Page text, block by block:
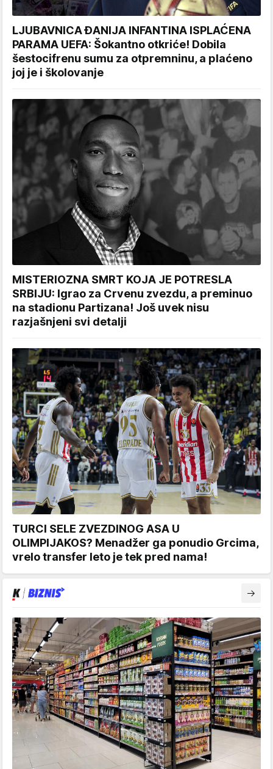
LJUBAVNICA ĐANIJA INFANTINA ISPLAĆENA
PARAMA UEFA: Šokantno otkriće! Dobila
šestocifrenu sumu za otpremninu, a plaćeno
joj je i školovanje
MISTERIOZNA SMRT KOJA JE POTRESLA
SRBIJU: Igrao za Crvenu zvezdu, a preminuo
na stadionu Partizana! Još uvek nisu
razjašnjeni svi detalji
TURCI SELE ZVEZDINOG ASA U
OLIMPIJAKOS? Menadžer ga ponudio Grcima,
vrelo transfer leto je tek pred nama!